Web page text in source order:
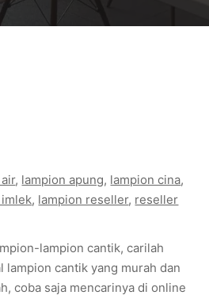
, lampion apung, lampion cina
, lampion reseller, reseller
lampion cantik, carilah
cantik yang murah dan
coba saja mencarinya di online